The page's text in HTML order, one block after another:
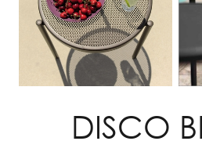
DISCO